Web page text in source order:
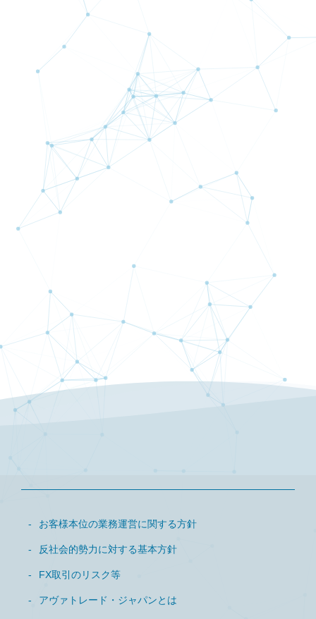
AMMA（アンマ）とは？
追証はありますか？
初回最低入金額
お客様本位の業務運営に関する方針
反社会的勢力に対する基本方針
FX取引のリスク等
アヴァトレード・ジャパンとは